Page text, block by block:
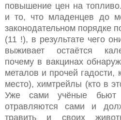
повышение цен на
и то, что младенцев до
законодательном порядке
(11 !), в результате чего
выживает остаётся
почему в вакцинах
металов и прочей гадости,
место), химтрейлы (кто в
Уже сами учёные бьют
отравляются сами и
травить и своих